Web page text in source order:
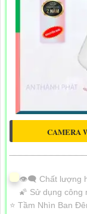
CAMERA
👁️‍🗨 Chất lượng
🌠 Sử dụng công
⭐ Tầm Nhìn Ban